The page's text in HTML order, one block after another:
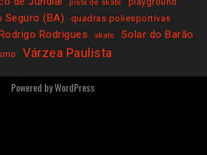
pista de skate
Seguro (BA)
quadras poliesportivas
Rodrigues skate Solar do Barão
Várzea Paulista
Powered byWordPress